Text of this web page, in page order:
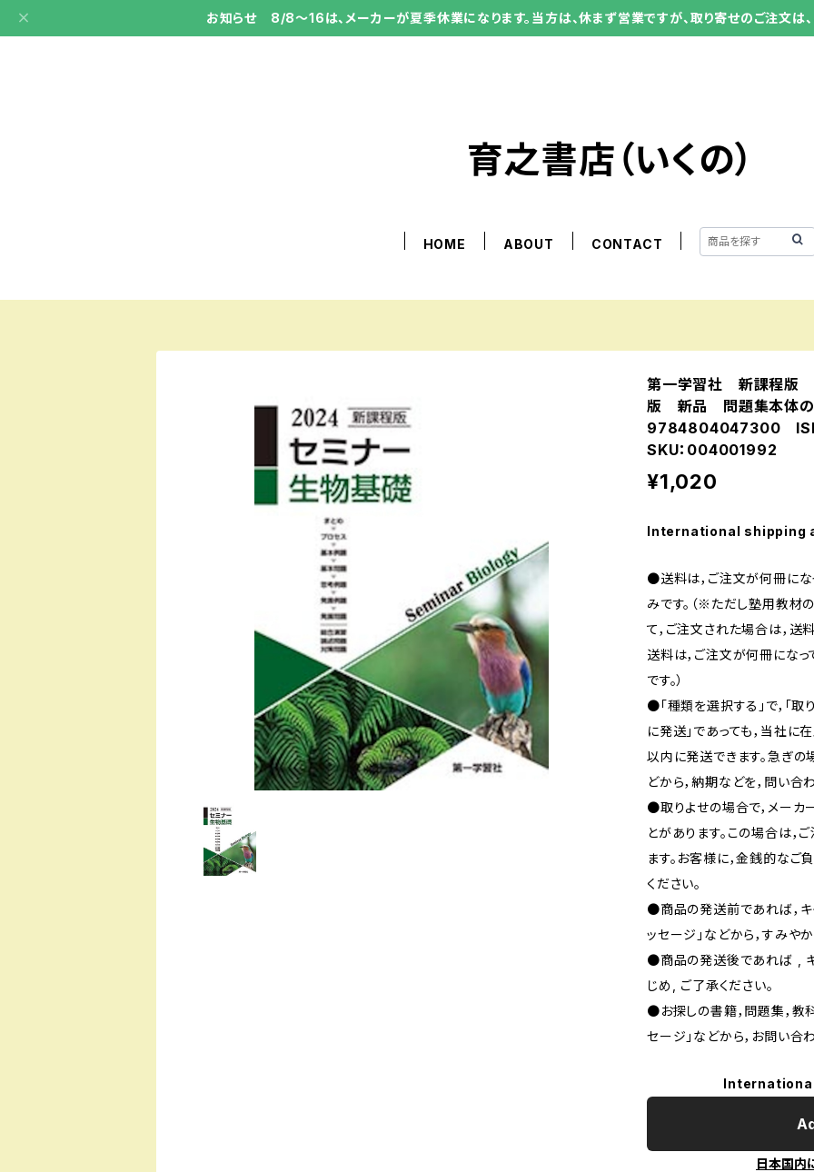
お知らせ 8/8～16は、メーカーが夏季休業になります。当方は、休まず営業ですが、取り寄せのご注文は、
育之書店（いくの）
HOME ABOUT CONTACT
第一学習社 新課程版
版 新品 問題集本体
9784804047300
SKU：004001992
¥1,020
International shipping
●送料は，ご注文が何冊にな
みです。（※ただし塾用教材
て，ご注文された場合は，送
送料は，ご注文が何冊になっ
です。）
●「種類を選択する」で，
に発送」であっても，当社に
以内に発送できます。急ぎの
どから，納期などを，問い合
●取りよせの場合で，メーカ
とがあります。この場合は，
ます。お客様に，金銭的なご
ください。
●商品の発送前であれば，キ
ッセージ」などから，すみやか
●商品の発送後であれば ,
じめ, ご了承ください｡
●お探しの書籍，問題集，教
セージ」などから，お問い合
日本国内